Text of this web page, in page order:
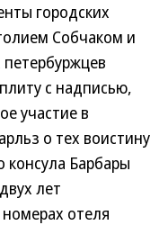
городских
Собчаком и
с надписью,
участие в
о тех воистину
консула Барбары
лет
номерах отеля